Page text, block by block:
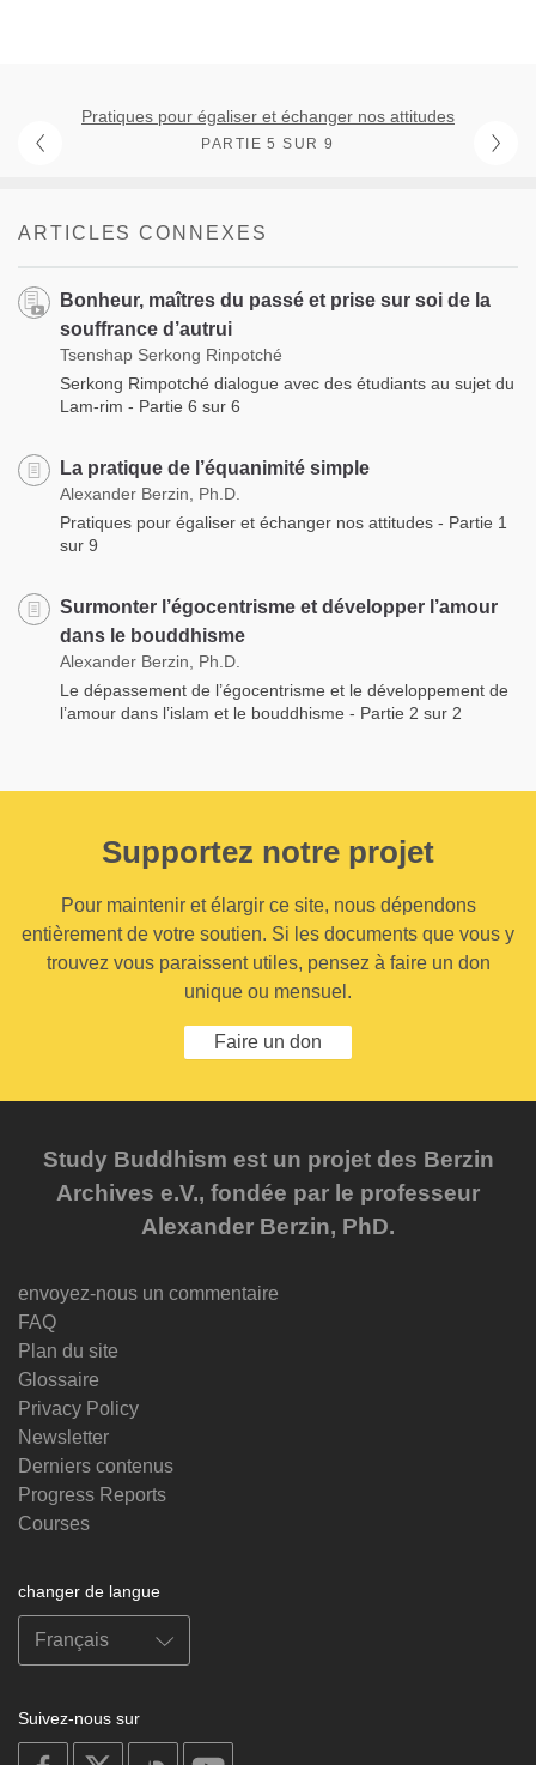
Pratiques pour égaliser et échanger nos attitudes
PARTIE 5 SUR 9
ARTICLES CONNEXES
Bonheur, maîtres du passé et prise sur soi de la
souffrance d’autrui
Tsenshap Serkong Rinpotché
Serkong Rimpotché dialogue avec des étudiants au sujet du
Lam-rim - Partie 6 sur 6
La pratique de l’équanimité simple
Alexander Berzin, Ph.D.
Pratiques pour égaliser et échanger nos attitudes - Partie 1
sur 9
Surmonter l’égocentrisme et développer l’amour
dans le bouddhisme
Alexander Berzin, Ph.D.
Le dépassement de l’égocentrisme et le développement de
l’amour dans l’islam et le bouddhisme - Partie 2 sur 2
Supportez notre projet
Pour maintenir et élargir ce site, nous dépendons
entièrement de votre soutien. Si les documents que vous y
trouvez vous paraissent utiles, pensez à faire un don
unique ou mensuel.
Faire un don
Study Buddhism est un projet des Berzin
Archives e.V., fondée par le professeur
Alexander Berzin, PhD.
envoyez-nous un commentaire
FAQ
Plan du site
Glossaire
Privacy Policy
Newsletter
Derniers contenus
Progress Reports
Courses
changer de langue
Suivez-nous sur
on